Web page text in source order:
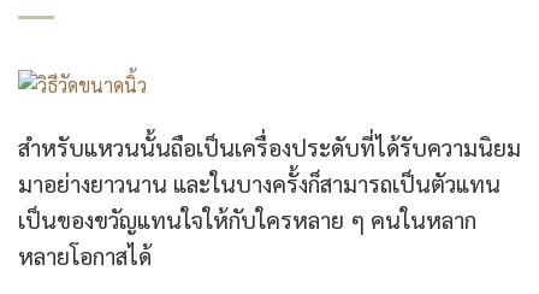
สำหรับแหวนนั้นถือเป็นเครื่องประดับที่ได้รับความนิยม
มาอย่างยาวนาน และในบางครั้งก็สามารถเป็นตัวแทน
เป็นของขวัญแทนใจให้กับใครหลาย ๆ คนในหลาก
หลายโอกาสได้